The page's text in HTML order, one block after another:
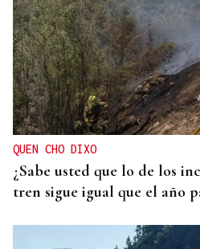
QUEN CHO DIXO
¿Sabe usted que lo de los
tren sigue igual que el año